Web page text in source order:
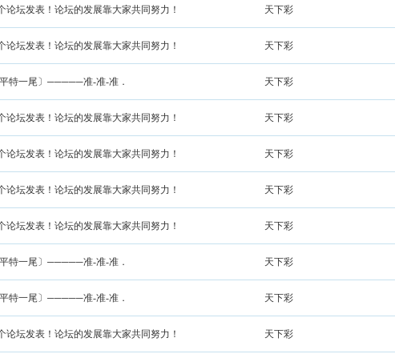
坛发表！论坛的发展靠大家共同努力！ 天下彩
坛发表！论坛的发展靠大家共同努力！ 天下彩
特一尾〕─────准-准-准． 天下彩
坛发表！论坛的发展靠大家共同努力！ 天下彩
坛发表！论坛的发展靠大家共同努力！ 天下彩
坛发表！论坛的发展靠大家共同努力！ 天下彩
坛发表！论坛的发展靠大家共同努力！ 天下彩
特一尾〕─────准-准-准． 天下彩
特一尾〕─────准-准-准． 天下彩
坛发表！论坛的发展靠大家共同努力！ 天下彩